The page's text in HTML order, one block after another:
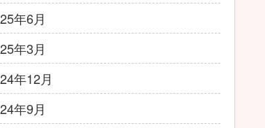
年6月
年3月
年12月
年9月